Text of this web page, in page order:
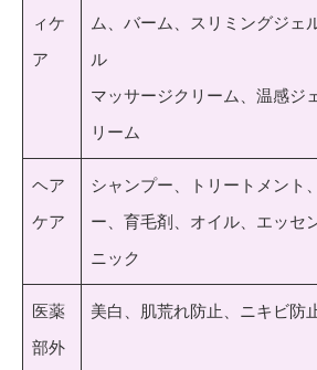
ィケ
ア
ム、バーム、スリミングジェ
ル
マッサージクリーム、温感ジ
リーム
ヘア
ケア
シャンプー、トリートメント
ー、育毛剤、オイル、エッセ
ニック
医薬
部外
美白、肌荒れ防止、ニキビ防